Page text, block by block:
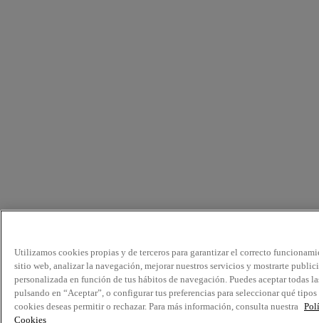
Utilizamos cookies propias y de terceros para garantizar el correcto
sitio web, analizar la navegación, mejorar nuestros servicios y mostrarte
personalizada en función de tus hábitos de navegación. Puedes aceptar todas
pulsando en “Aceptar”, o configurar tus preferencias para seleccionar qué tipos
cookies deseas permitir o rechazar. Para más información, consulta nuestra
Cookies